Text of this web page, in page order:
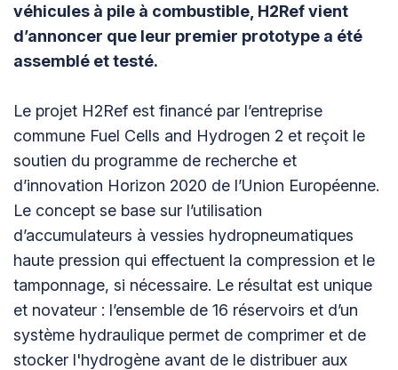
véhicules à pile à combustible, H2Ref vient
d’annoncer que leur premier prototype a été
assemblé et testé.
Le projet H2Ref est financé par l’entreprise
commune Fuel Cells and Hydrogen 2 et reçoit le
soutien du programme de recherche et
d’innovation Horizon 2020 de l’Union Européenne.
Le concept se base sur l’utilisation
d’accumulateurs à vessies hydropneumatiques
haute pression qui effectuent la compression et le
tamponnage, si nécessaire. Le résultat est unique
et novateur : l’ensemble de 16 réservoirs et d’un
système hydraulique permet de comprimer et de
stocker l'hydrogène avant de le distribuer aux